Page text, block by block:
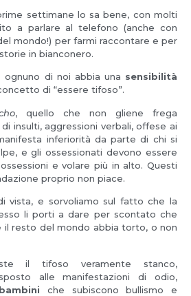
settimane lo sa bene, con molti
a parlare al telefono (anche con
mondo!) per farmi raccontare e per
in bianconero.
di noi abbia una sensibilità
di “essere tifoso”.
, quello che non gliene frega
insulti, aggressioni verbali, offese ai
inferiorità da parte di chi si
e gli ossessionati devono essere
e volare più in alto. Questi
proprio non piace.
vista, e sorvoliamo sul fatto che la
li porti a dare per scontato che
il resto del mondo abbia torto, o non
il tifoso veramente stanco,
alle manifestazioni di odio,
bambini che subiscono bullismo e